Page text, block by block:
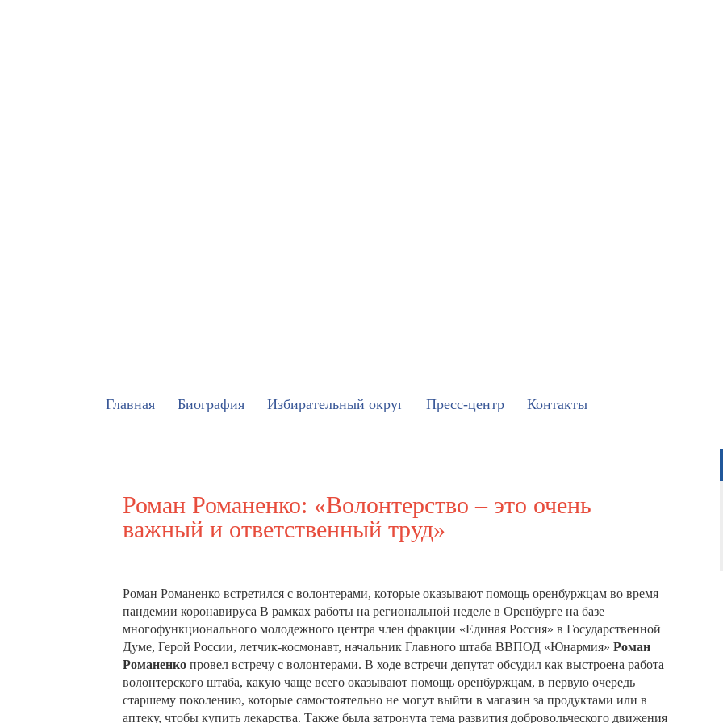
Главная Биография Избирательный округ Пресс-центр Контакты
Роман Романенко: «Волонтерство – это очень
важный и ответственный труд»
Роман Романенко встретился с волонтерами, которые оказывают помощь оренбуржцам во время
пандемии коронавируса В рамках работы на региональной неделе в Оренбурге на базе
многофункционального молодежного центра член фракции «Единая Россия» в Государственной
Думе, Герой России, летчик-космонавт, начальник Главного штаба ВВПОД «Юнармия» Роман
Романенко провел встречу с волонтерами. В ходе встречи депутат обсудил как выстроена работа
волонтерского штаба, какую чаще всего оказывают помощь оренбуржцам, в первую очередь
старшему поколению, которые самостоятельно не могут выйти в магазин за продуктами или в
аптеку, чтобы купить лекарства. Также была затронута тема развития добровольческого движения